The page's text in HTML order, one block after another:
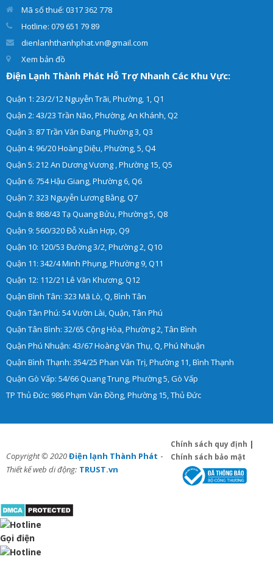
Mã số thuế: 0317 362 778
Hotline: 079 651 79 89
dienlanhthanhphat.vn@gmail.com
Xem bản đồ
Điện Lạnh Thành Phát Hỗ Trợ Nhanh Các Khu Vực:
Quận 1: 23/2/12 Nguyễn Trãi, Phường, 1, Q1
Quận 2: 43/23 Trần Não, Phường, An Khánh, Q2
Quận 3: 87 Trần Văn Đang, Phường 3, Q3
Quận 4: 96/20 Hoàng Diệu, Phường, 5, Q4
Quận 5: 212 An Dương Vương , Phường 15, Q5
Quận 6: 754 Hậu Giang, Phường 6, Q6
Quận 7: 323 Nguyễn Lương Bằng, Q7
Quận 8: 868/43 Tạ Quang Bửu, Phường 5, Q8
Quận 9: 560/320 Đỗ Xuân Hợp, Q9
Quận 10: 120/53 Đường 3/2, Phường 2, Q10
Quận 11: 342/4 Minh Phụng, Phường 9, Q11
Quận 12: 112/21 Lê Văn Khương, Q12
Quận Bình Tân: 323 Mã Lò, Q, Bình Tân
Quận Tân Phú: 54 Vườn Lài, Quận, Tân Phú
Quận Tân Bình: 32/65 Cộng Hòa, Phường 2, Tân Bình
Quận Phú Nhuận: 43/67 Hoàng Văn Thụ, Q, Phú Nhuận
Quận Bình Thạnh: 354/25 Phan Văn Trị, Phường 11, Bình Thạnh
Quận Gò Vấp: 54/66 Quang Trung, Phường 5, Gò Vấp
TP Thủ Đức: 986 Phạm Văn Đồng, Phường 15, Thủ Đức
Copyright © 2020Điện lạnh Thành Phát -
Thiết kế web di động: TRUST.vn
Chính sách quy định |
Chính sách bảo mật
Gọi điện